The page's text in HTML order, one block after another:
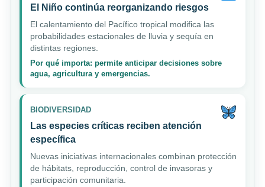
El Niño continúa reorganizando riesgos
El calentamiento del Pacífico tropical modifica las
probabilidades estacionales de lluvia y sequía en
distintas regiones.
Por qué importa: permite anticipar decisiones sobre
agua, agricultura y emergencias.
BIODIVERSIDAD
Las especies críticas reciben atención
específica
Nuevas iniciativas internacionales combinan protección
de hábitats, reproducción, control de invasoras y
participación comunitaria.